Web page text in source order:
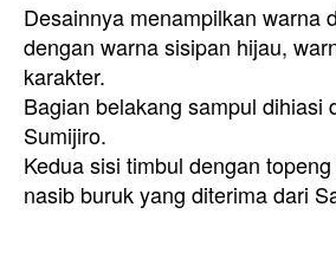
Desainnya menampilkan warna
dengan warna sisipan hijau,
karakter.
Bagian belakang sampul dihiasi
Sumijiro.
Kedua sisi timbul dengan
nasib buruk yang diterima dari